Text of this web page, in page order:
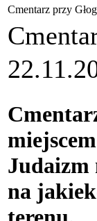
Cmentarz przy
Judaizm
na